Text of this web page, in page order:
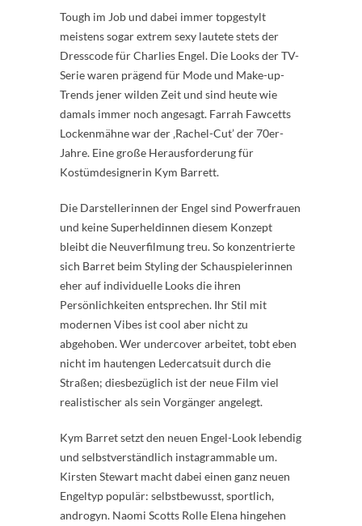
Tough im Job und dabei immer topgestylt
meistens sogar extrem sexy lautete stets der
Dresscode für Charlies Engel. Die Looks der TV-
Serie waren prägend für Mode und Make-up-
Trends jener wilden Zeit und sind heute wie
damals immer noch angesagt. Farrah Fawcetts
Lockenmähne war der ‚Rachel-Cut’ der 70er-
Jahre. Eine große Herausforderung für
Kostümdesignerin Kym Barrett.
Die Darstellerinnen der Engel sind Powerfrauen
und keine Superheldinnen diesem Konzept
bleibt die Neuverfilmung treu. So konzentrierte
sich Barret beim Styling der Schauspielerinnen
eher auf individuelle Looks die ihren
Persönlichkeiten entsprechen. Ihr Stil mit
modernen Vibes ist cool aber nicht zu
abgehoben. Wer undercover arbeitet, tobt eben
nicht im hautengen Ledercatsuit durch die
Straßen; diesbezüglich ist der neue Film viel
realistischer als sein Vorgänger angelegt.
Kym Barret setzt den neuen Engel-Look lebendig
und selbstverständlich instagrammable um.
Kirsten Stewart macht dabei einen ganz neuen
Engeltyp populär: selbstbewusst, sportlich,
androgyn. Naomi Scotts Rolle Elena hingehen